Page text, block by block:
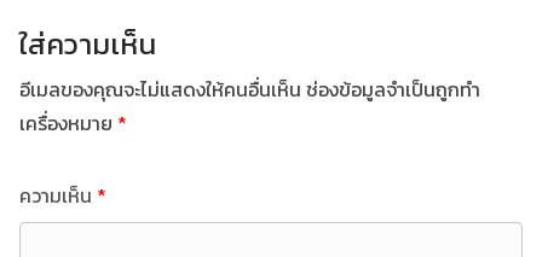
ใส่ความเห็น
อีเมลของคุณจะไม่แสดงให้คนอื่นเห็น ช่องข้อมูลจำเป็นถูกทำ
เครื่องหมาย *
ความเห็น *